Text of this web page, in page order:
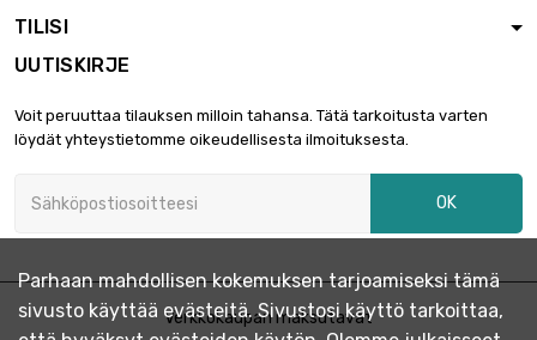
pituus : 0.25 Meter
0.5mm
leveys : 35mm
9,78 € 
Paksuus / vahvuus :
Paksuus / vahvuus :
0.5mm
29,33 € 
TILISI
UUTISKIRJE
Voit peruuttaa tilauksen milloin tahansa. Tätä tarkoitusta varten
löydät yhteystietomme oikeudellisesta ilmoituksesta.
OK
Verkkokaupan maksutavat
Parhaan mahdollisen kokemuksen tarjoamiseksi tämä
sivusto käyttää evästeitä. Sivustosi käyttö tarkoittaa,